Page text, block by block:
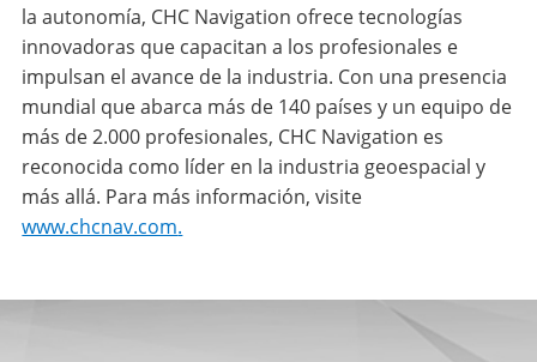
la autonomía, CHC Navigation ofrece tecnologías
innovadoras que capacitan a los profesionales e
impulsan el avance de la industria. Con una presencia
mundial que abarca más de 140 países y un equipo de
más de 2.000 profesionales, CHC Navigation es
reconocida como líder en la industria geoespacial y
más allá. Para más información, visite
www.chcnav.com.